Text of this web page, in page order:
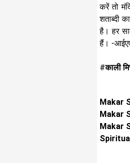
करें तो
शताब्दी
है। हर
हैं। -
#काली
Makar
Makar
Makar